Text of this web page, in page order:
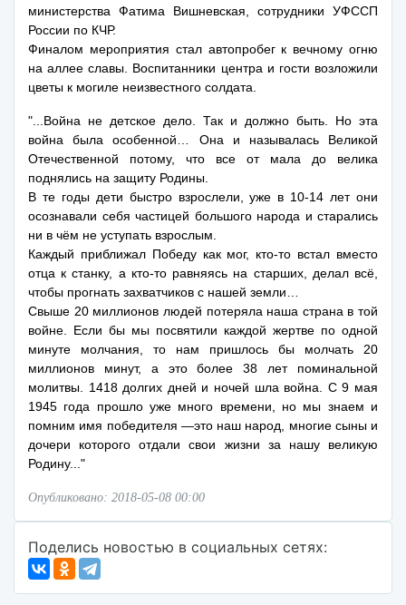
министерства Фатима Вишневская, сотрудники УФССП
России по КЧР.
Финалом мероприятия стал автопробег к вечному огню
на аллее славы. Воспитанники центра и гости возложили
цветы к могиле неизвестного солдата.
"...Война не детское дело. Так и должно быть. Но эта
война была особенной… Она и называлась Великой
Отечественной потому, что все от мала до велика
поднялись на защиту Родины.
В те годы дети быстро взрослели, уже в 10-14 лет они
осознавали себя частицей большого народа и старались
ни в чём не уступать взрослым.
Каждый приближал Победу как мог, кто-то встал вместо
отца к станку, а кто-то равняясь на старших, делал всё,
чтобы прогнать захватчиков с нашей земли…
Свыше 20 миллионов людей потеряла наша страна в той
войне. Если бы мы посвятили каждой жертве по одной
минуте молчания, то нам пришлось бы молчать 20
миллионов минут, а это более 38 лет поминальной
молитвы. 1418 долгих дней и ночей шла война. С 9 мая
1945 года прошло уже много времени, но мы знаем и
помним имя победителя —это наш народ, многие сыны и
дочери которого отдали свои жизни за нашу великую
Родину..."
Опубликовано: 2018-05-08 00:00
Поделись новостью в социальных сетях: